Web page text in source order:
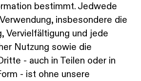
bestimmt. Jedwede
insbesondere die
Vervielfältigung und jede
Nutzung sowie die
- auch in Teilen oder in
- ist ohne unsere